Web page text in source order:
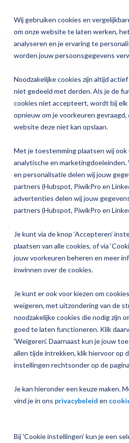
Wij gebruiken cookies en
om onze website te laten werken,
analyseren en je ervaring te
worden jouw persoonsgegevens
Noodzakelijke cookies zijn altijd
niet gedeeld met derden. Als je de
cookies niet accepteert, wordt bij elk
opnieuw om je voorkeuren gevraagd,
website deze niet kan opslaan.
Met je toestemming plaatsen wij ook
analytische en marketingdoeleinden.
en personalisatie delen wij jouw
partners (Hubspot, PiwikPro en
advertenties delen wij jouw
partners (Hubspot, PiwikPro en
Je kunt via de knop ‘Accepteren’
plaatsen van alle cookies, of via
jouw voorkeuren beheren en meer
inwinnen over de cookies.
Je kunt er ook voor kiezen om
weigeren, met uitzondering van de
noodzakelijke cookies die nodig zijn
goed te laten functioneren. Klik
'Weigeren'. Daarnaast kun je jouw
allen tijde intrekken, klik hiervoor op
instellingen rechtsonder op de
Je kan hieronder een keuze maken.
vind je in ons privacybeleid en
Bij 'Cookie instellingen' kun je een
Onze
Magister MX
Aanmelden
& verzuim
Magister To do
Magister Join
Magister Inzicht
Magister Kluisjes
Magister is
Docenten
Onderwijsondersteunend personeel
Leerlingen
Ouders
Onze
Check-up
Quickscan
Applicatiebeheer
Overstappen
Academy
Training op jouw school
Praktische informatie
Over Magister
Actueel
Magister Journaal
Over ons
Werken bij Magister
Gebruikerspanel
Media & Pers
Aanmelden
Datum
30 november
Tijd
Locatie
Amersfoort